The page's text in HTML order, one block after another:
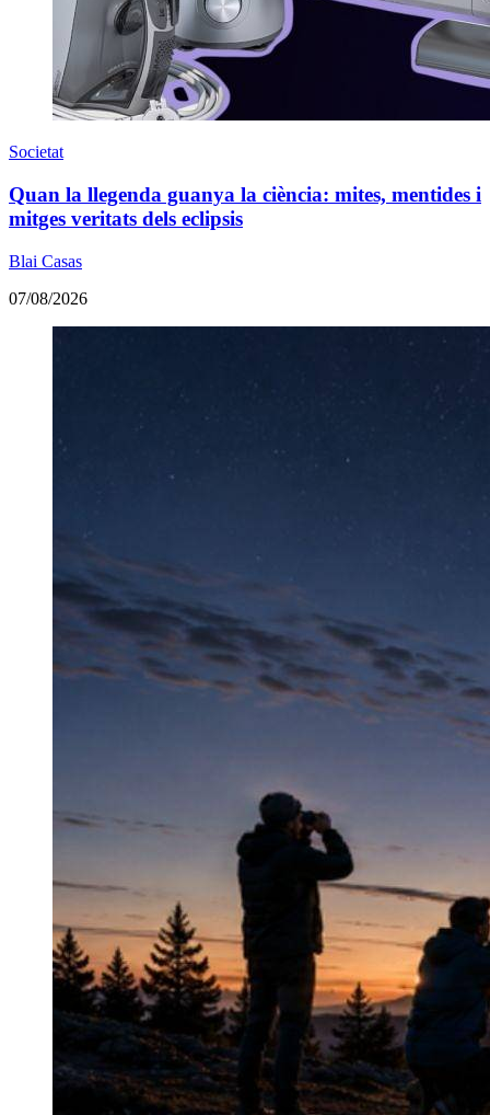
Societat
Quan la llegenda guanya la ciència: mites, mentides i
mitges veritats dels eclipsis
Blai Casas
07/08/2026